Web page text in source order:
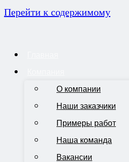
Перейти к содержимому
О компании
Наши заказчики
Примеры работ
Наша команда
Вакансии